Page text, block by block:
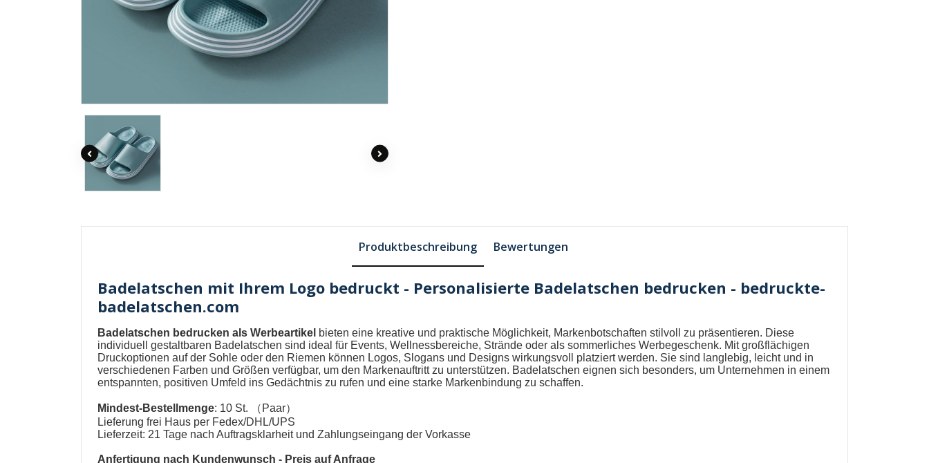
Produktbeschreibung Bewertungen
Badelatschen mit Ihrem Logo bedruckt - Personalisierte Badelatschen bedrucken - bedruckte-
badelatschen.com
Badelatschen bedrucken als Werbeartikel bieten eine kreative und praktische Möglichkeit, Markenbotschaften stilvoll zu präsentieren. Diese
individuell gestaltbaren Badelatschen sind ideal für Events, Wellnessbereiche, Strände oder als sommerliches Werbegeschenk. Mit großflächigen
Druckoptionen auf der Sohle oder den Riemen können Logos, Slogans und Designs wirkungsvoll platziert werden. Sie sind langlebig, leicht und in
verschiedenen Farben und Größen verfügbar, um den Markenauftritt zu unterstützen. Badelatschen eignen sich besonders, um Unternehmen in einem
entspannten, positiven Umfeld ins Gedächtnis zu rufen und eine starke Markenbindung zu schaffen.
Mindest-Bestellmenge: 10 St. （Paar）
Lieferung frei Haus per Fedex/DHL/UPS
Lieferzeit: 21 Tage nach Auftragsklarheit und Zahlungseingang der Vorkasse
Anfertigung nach Kundenwunsch - Preis auf Anfrage